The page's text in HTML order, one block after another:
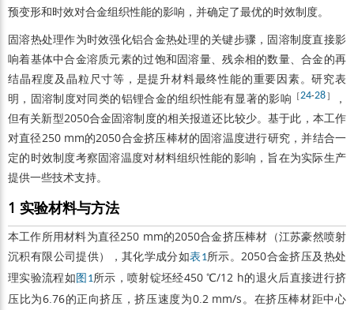
预变形和时效对合金组织性能的影响，并确定了最优的时效制度。
固溶热处理作为时效强化铝合金热处理的关键步骤，固溶制度直接影
响着基体中合金溶质元素的过饱和固溶量、残余相的数量、合金的再
结晶程度及晶粒尺寸等，是提升材料最终性能的重要因素。研究表
明，固溶制度对同类的铝锂合金的组织性能有显著的影响 ［24-28］
，
但有关新型2050合金固溶制度的相关报道还比较少。基于此，本工作
对直径250 mm的2050合金挤压棒材的固溶温度进行研究，并结合一
定的时效制度考察固溶温度对材料组织性能的影响，旨在为实际生产
提供一些技术支持。
1 实验材料与方法
本工作所用材料为直径250 mm的2050合金挤压棒材（江苏豪然喷射
沉积有限公司提供），其化学成分如表1所示。2050合金挤压及热处
理实验流程如 图1所示，喷射锭坯经450 ℃/12 h的退火后直接进行挤
压比为6.76的正向挤压，挤压速度为0.2 mm/s。在挤压棒材距中心